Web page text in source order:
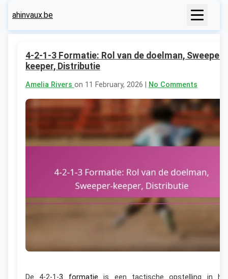
ahinvaux.be
4-2-1-3 Formatie: Rol van de doelman, Sweeper-
keeper, Distributie
Amelia Rivers on 11 February, 2026 | No Comments